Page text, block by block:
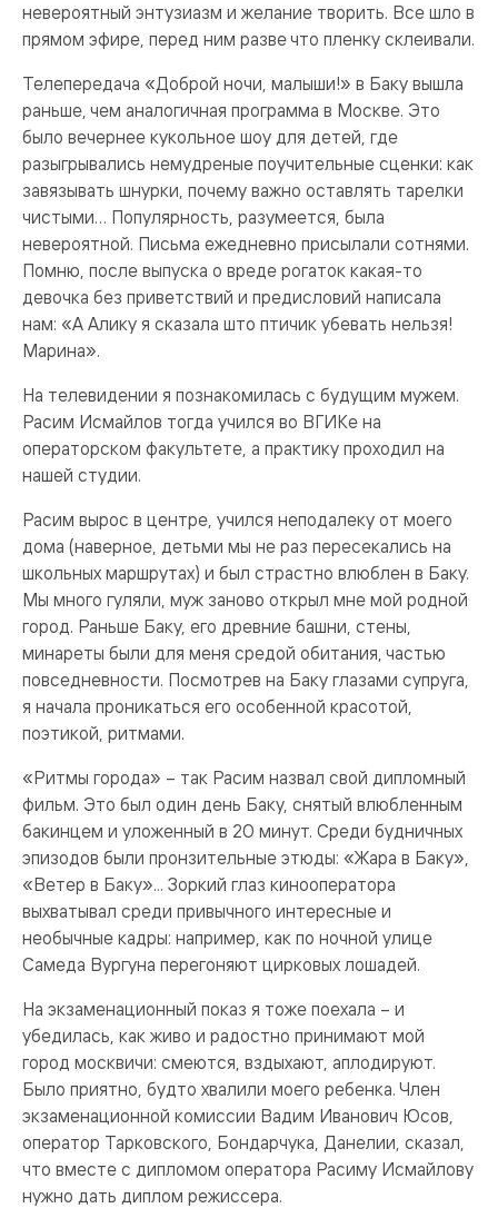
невероятный энтузиазм и желание творить. Все шло в
прямом эфире, перед ним разве что пленку склеивали.
Телепередача «Доброй ночи, малыши!» в Баку вышла
раньше, чем аналогичная программа в Москве. Это
было вечернее кукольное шоу для детей, где
разыгрывались немудреные поучительные сценки: как
завязывать шнурки, почему важно оставлять тарелки
чистыми… Популярность, разумеется, была
невероятной. Письма ежедневно присылали сотнями.
Помню, после выпуска о вреде рогаток какая-то
девочка без приветствий и предисловий написала
нам: «А Алику я сказала што птичик убевать нельзя!
Марина».
На телевидении я познакомилась с будущим мужем.
Расим Исмайлов тогда учился во ВГИКе на
операторском факультете, а практику проходил на
нашей студии.
Расим вырос в центре, учился неподалеку от моего
дома (наверное, детьми мы не раз пересекались на
школьных маршрутах) и был страстно влюблен в Баку.
Мы много гуляли, муж заново открыл мне мой родной
город. Раньше Баку, его древние башни, стены,
минареты были для меня средой обитания, частью
повседневности. Посмотрев на Баку глазами супруга,
я начала проникаться его особенной красотой,
поэтикой, ритмами.
«Ритмы города» – так Расим назвал свой дипломный
фильм. Это был один день Баку, снятый влюбленным
бакинцем и уложенный в 20 минут. Среди будничных
эпизодов были пронзительные этюды: «Жара в Баку»,
«Ветер в Баку»... Зоркий глаз кинооператора
выхватывал среди привычного интересные и
необычные кадры: например, как по ночной улице
Самеда Вургуна перегоняют цирковых лошадей.
На экзаменационный показ я тоже поехала – и
убедилась, как живо и радостно принимают мой
город москвичи: смеются, вздыхают, аплодируют.
Было приятно, будто хвалили мо­его ребенка. Член
экзаменационной комиссии Вадим Иванович Юсов,
оператор Тарковского, Бондарчука, Данелии, сказал,
что вместе с дипломом оператора Расиму Исмайлову
нужно дать дип­лом режиссера.